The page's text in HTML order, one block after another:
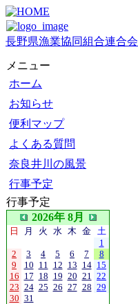
長野県漁業協同組合連合会
メニュー
ホーム
お知らせ
便利マップ
よくある質問
奈良井川の風景
行事予定
行事予定
2026年 8月
日 月 火 水 木 金 土
1
2
3 4 5 6 7
8
9
10 11 12 13 14 15
16 17 18 19 20 21 22
23 24 25 26 27 28 29
30 31